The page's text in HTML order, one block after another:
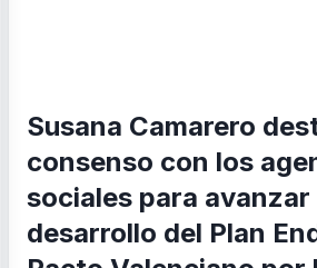
Susana Camarero
consenso con los
sociales para avanzar
desarrollo del Plan